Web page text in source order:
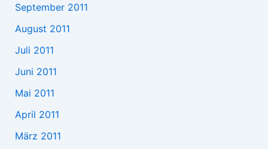
September 2011
August 2011
Juli 2011
Juni 2011
Mai 2011
April 2011
März 2011